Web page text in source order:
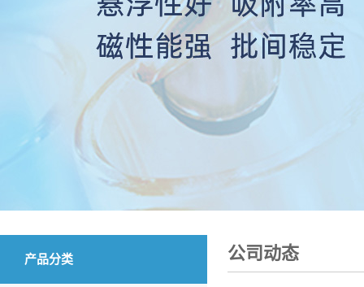
产品分类 公司动态